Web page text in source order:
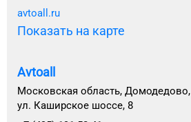
avtoall.ru
Показать на карте
Avtoall
Московская область, Домодедово,
ул. Каширское шоссе, 8